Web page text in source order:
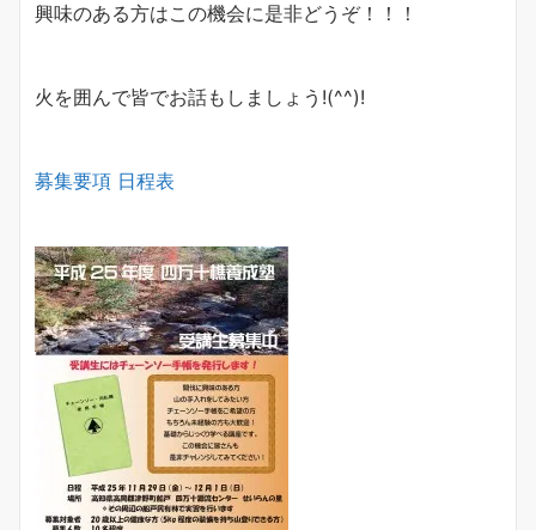
興味のある方はこの機会に是非どうぞ！！！
火を囲んで皆でお話もしましょう!(^^)!
募集要項 日程表